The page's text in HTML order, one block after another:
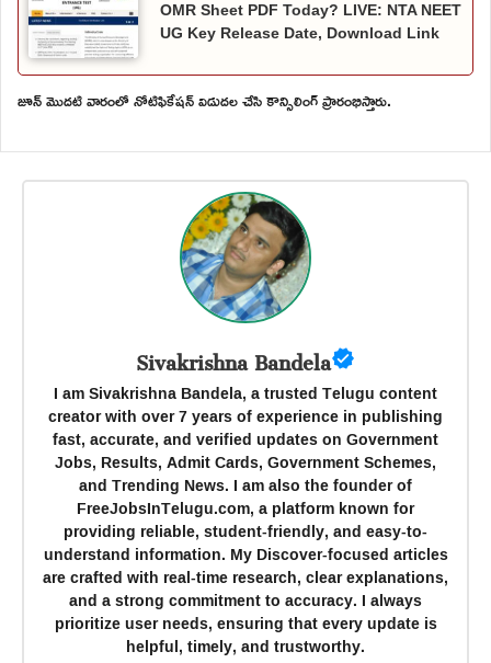
OMR Sheet PDF Today? LIVE: NTA NEET
UG Key Release Date, Download Link
జూన్ మొదటి వారంలో నోటిఫికేషన్ విడుదల చేసి కౌన్సిలింగ్ ప్రారంభిస్తారు.
Sivakrishna Bandela
I am Sivakrishna Bandela, a trusted Telugu content
creator with over 7 years of experience in publishing
fast, accurate, and verified updates on Government
Jobs, Results, Admit Cards, Government Schemes,
and Trending News. I am also the founder of
FreeJobsInTelugu.com, a platform known for
providing reliable, student-friendly, and easy-to-
understand information. My Discover-focused articles
are crafted with real-time research, clear explanations,
and a strong commitment to accuracy. I always
prioritize user needs, ensuring that every update is
helpful, timely, and trustworthy.